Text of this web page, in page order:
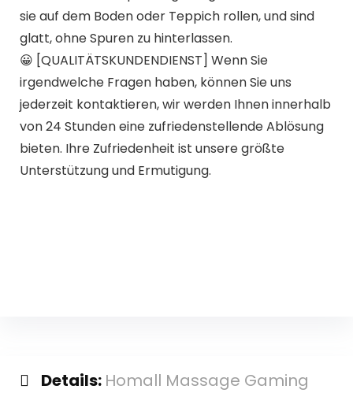
sie auf dem Boden oder Teppich rollen, und sind
glatt, ohne Spuren zu hinterlassen.
😀 [QUALITÄTSKUNDENDIENST] Wenn Sie
irgendwelche Fragen haben, können Sie uns
jederzeit kontaktieren, wir werden Ihnen innerhalb
von 24 Stunden eine zufriedenstellende Ablösung
bieten. Ihre Zufriedenheit ist unsere größte
Unterstützung und Ermutigung.
Details: Homall Massage Gaming